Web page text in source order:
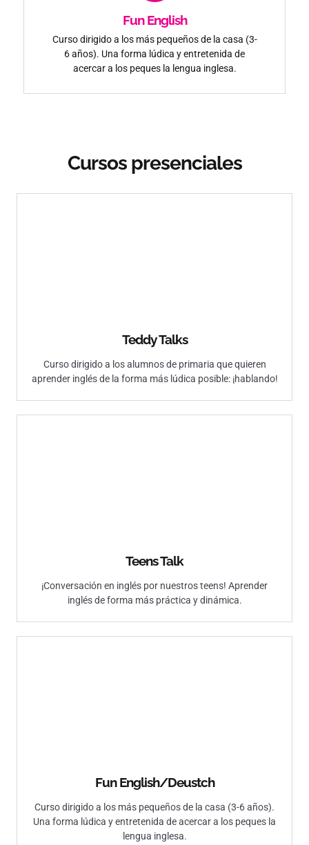
Fun English
Curso dirigido a los más pequeños de la casa (3-
6 años). Una forma lúdica y entretenida de
acercar a los peques la lengua inglesa.
Cursos presenciales
Teddy Talks
Curso dirigido a los alumnos de primaria que quieren
aprender inglés de la forma más lúdica posible: ¡hablando!
Teens Talk
¡Conversación en inglés por nuestros teens! Aprender
inglés de forma más práctica y dinámica.
Fun English/Deustch​
Curso dirigido a los más pequeños de la casa (3-6 años).
Una forma lúdica y entretenida de acercar a los peques la
lengua inglesa.